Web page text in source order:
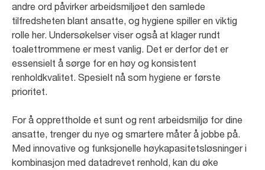
andre ord påvirker arbeidsmiljøet den samlede
tilfredsheten blant ansatte, og hygiene spiller en viktig
rolle her. Undersøkelser viser også at klager rundt
toalettrommene er mest vanlig. Det er derfor det er
essensielt å sørge for en høy og konsistent
renholdkvalitet. Spesielt nå som hygiene er første
prioritet.
For å opprettholde et sunt og rent arbeidsmiljø for dine
ansatte, trenger du nye og smartere måter å jobbe på.
Med innovative og funksjonelle høykapasitetsløsninger i
kombinasjon med datadrevet renhold, kan du øke